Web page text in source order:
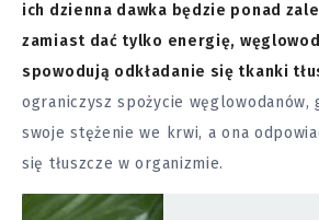
ich dzienna dawka będzie ponad
zamiast dać tylko energię,
spowodują odkładanie się tkanki
ograniczysz spożycie węglowodanów,
swoje stężenie we krwi, a ona
się tłuszcze w organizmie.